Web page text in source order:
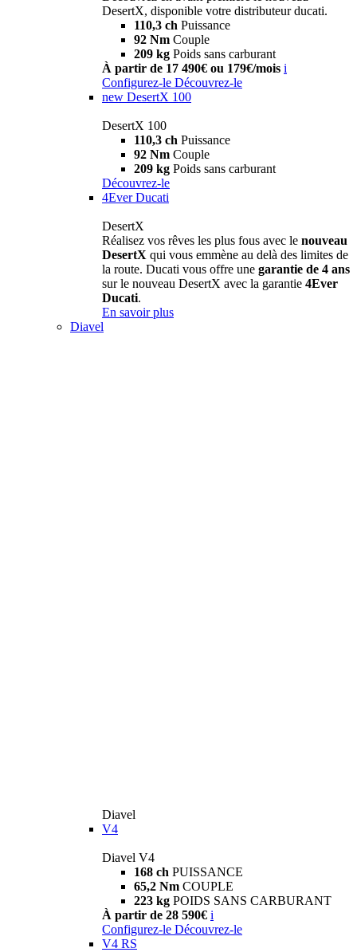
DesertX, disponible votre distributeur ducati.
110,3 ch Puissance
92 Nm Couple
209 kg Poids sans carburant
À partir de 17 490€ ou 179€/mois i
Configurez-le Découvrez-le
new DesertX 100
DesertX 100
110,3 ch Puissance
92 Nm Couple
209 kg Poids sans carburant
Découvrez-le
4Ever Ducati
DesertX
Réalisez vos rêves les plus fous avec le nouveau
DesertX qui vous emmène au delà des limites de
la route. Ducati vous offre une garantie de 4 ans
sur le nouveau DesertX avec la garantie 4Ever
Ducati.
En savoir plus
Diavel
Diavel
V4
Diavel V4
168 ch PUISSANCE
65,2 Nm COUPLE
223 kg POIDS SANS CARBURANT
À partir de 28 590€ i
Configurez-le Découvrez-le
V4 RS